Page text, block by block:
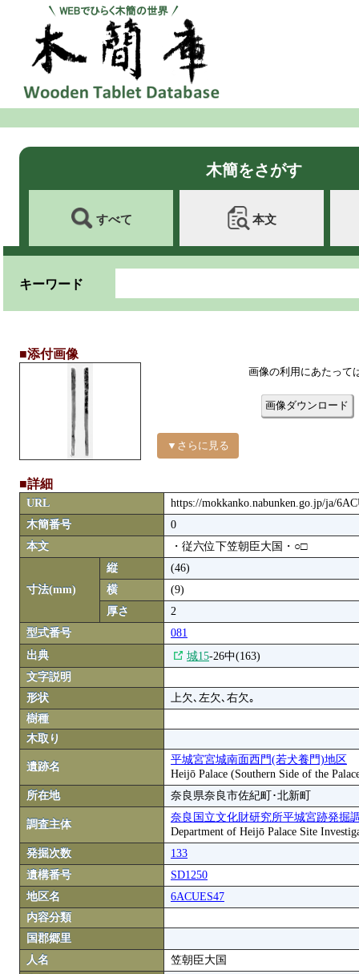
木簡をさがす
すべて 本文
キーワード
■添付画像
▼さらに見る
画像の利用にあたって
画像ダウンロード
■詳細
URL
https://mokkanko.nabunken.go.jp/ja/
木簡番号
0
本文
・従六位下笠朝臣大国・○□
寸法(mm)
縦
(46)
横
(9)
厚さ
2
型式番号
081
出典
城15-26中(163)
文字説明
形状
上欠､左欠､右欠｡
樹種
木取り
遺跡名
平城宮宮城南面西門(若犬養門)地区
Heijō Palace (Southern Side of the
所在地
奈良県奈良市佐紀町･北新町
調査主体
奈良国立文化財研究所平城宮跡発掘
Department of Heijō Palace Site
発掘次数
133
遺構番号
SD1250
地区名
6ACUES47
内容分類
国郡郷里
人名
笠朝臣大国